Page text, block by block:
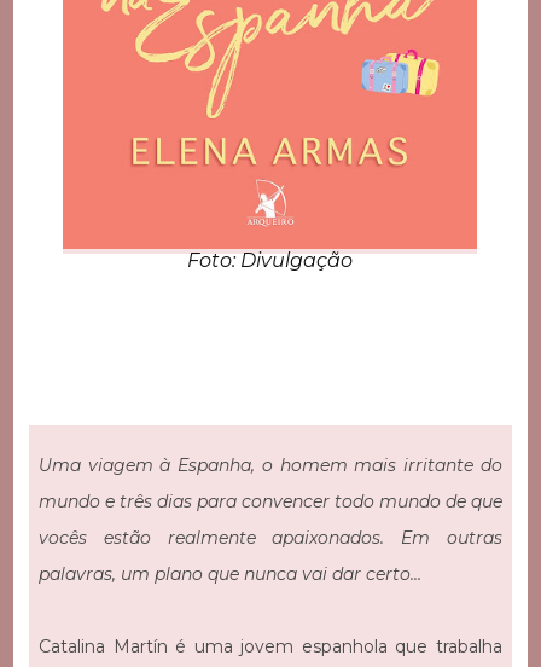
Foto: Divulgação
Uma viagem à Espanha, o homem mais irritante do
mundo e três dias para convencer todo mundo de que
vocês estão realmente apaixonados. Em outras
palavras, um plano que nunca vai dar certo…
Catalina Martín é uma jovem espanhola que trabalha